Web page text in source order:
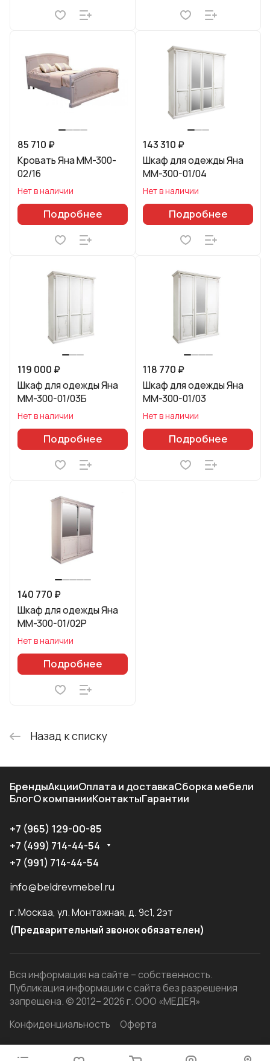
85 710 ₽
Кровать Яна ММ-300-
02/16
Нет в наличии
Подробнее
143 310 ₽
Шкаф для одежды Яна
ММ-300-01/04
Нет в наличии
Подробнее
119 000 ₽
Шкаф для одежды Яна
ММ-300-01/03Б
Нет в наличии
Подробнее
118 770 ₽
Шкаф для одежды Яна
ММ-300-01/03
Нет в наличии
Подробнее
140 770 ₽
Шкаф для одежды Яна
ММ-300-01/02Р
Нет в наличии
Подробнее
Назад к списку
БрендыАкцииОплата и доставкаСборка мебели
БлогО компанииКонтактыГарантии
+7 (965) 129-00-85
+7 (499) 714-44-54
+7 (991) 714-44-54
info@beldrevmebel.ru
г. Москва, ул. Монтажная, д. 9с1, 2эт
(Предварительный звонок обязателен)
Вся информация на сайте – собственность.
Публикация информации с сайта без разрешения
запрещена. © 2012– 2026 г. ООО «МЕДЕЯ»
Конфиденциальность
Оферта